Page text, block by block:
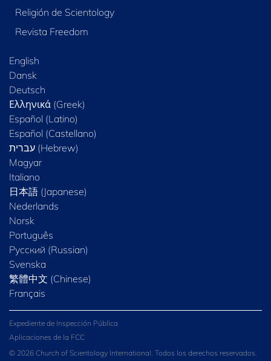
Religión de Scientology
Revista Freedom
English
Dansk
Deutsch
Ελληνικά (Greek)
Español (Latino)
Español (Castellano)
Magyar
Italiano
日本語 (Japanese)
Nederlands
Norsk
Português
Русский (Russian)
Svenska
繁體中文 (Chinese)
Français
Expediente de Inspección Pública
Aplicaciones de la FCC
© 2026 Church of Scientology International. Todos los derechos reservados.